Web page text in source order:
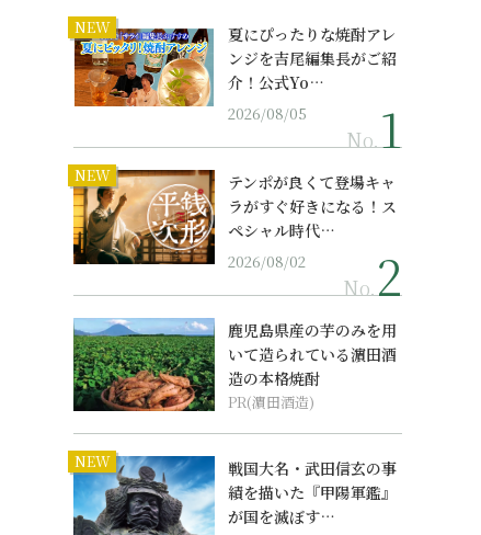
NEW
夏にぴったりな焼酎アレ
ンジを吉尾編集長がご紹
介！公式Yo…
2026/08/05
No.
NEW
テンポが良くて登場キャ
ラがすぐ好きになる！ス
ペシャル時代…
2026/08/02
No.
鹿児島県産の芋のみを用
いて造られている濵田酒
造の本格焼酎
PR(濵田酒造)
NEW
戦国大名・武田信玄の事
績を描いた『甲陽軍鑑』
が国を滅ぼす…